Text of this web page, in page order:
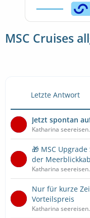
MSC Cruises
Letzte Antwort
Jetzt spontan
Katharina
🎁 MSC
der
Katharina
Nur für kurze
Vorteilspreis
Katharina